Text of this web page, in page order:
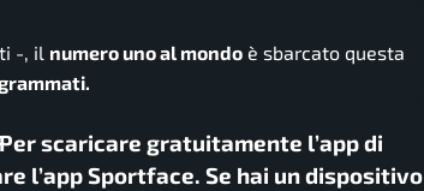
-, il numero uno al mondo è sbarcato questa
scaricare gratuitamente l’app di
l’app Sportface. Se hai un dispositivo